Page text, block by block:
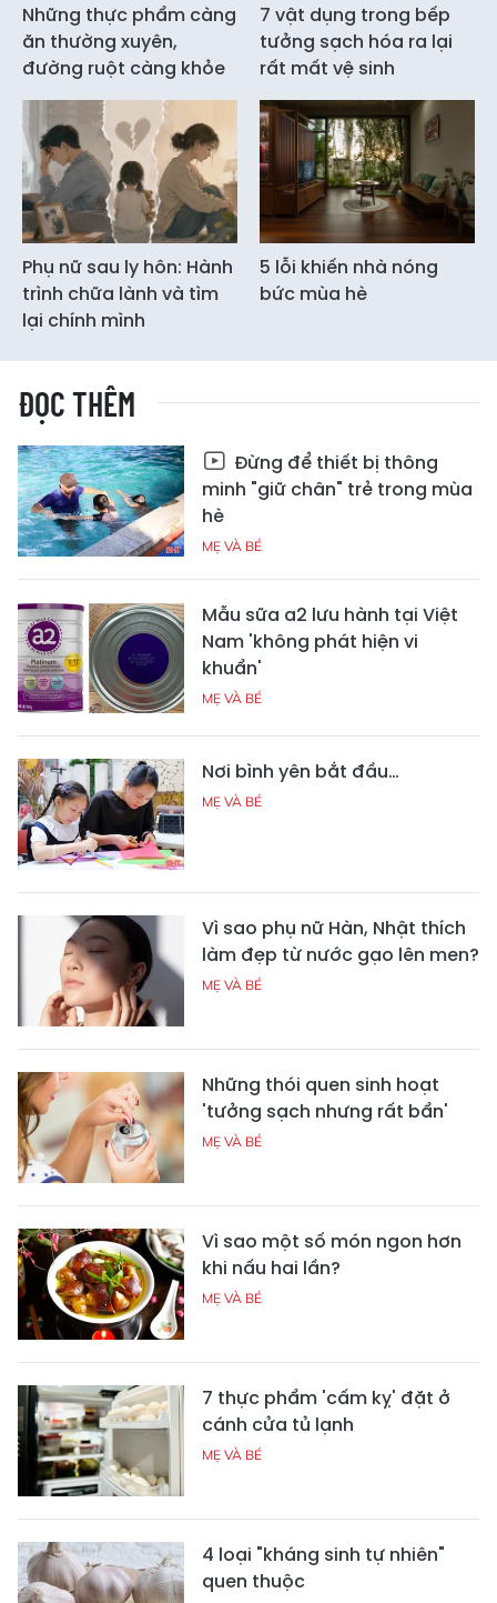
Những thực phẩm càng
ăn thường xuyên,
đường ruột càng khỏe
7 vật dụng trong bếp
tưởng sạch hóa ra lại
rất mất vệ sinh
Phụ nữ sau ly hôn: Hành
trình chữa lành và tìm
lại chính mình
5 lỗi khiến nhà nóng
bức mùa hè
ĐỌC THÊM
Đừng để thiết bị thông
minh "giữ chân" trẻ trong mùa
hè
MẸ VÀ BÉ
Mẫu sữa a2 lưu hành tại Việt
Nam 'không phát hiện vi
khuẩn'
MẸ VÀ BÉ
Nơi bình yên bắt đầu…
MẸ VÀ BÉ
Vì sao phụ nữ Hàn, Nhật thích
làm đẹp từ nước gạo lên men?
MẸ VÀ BÉ
Những thói quen sinh hoạt
'tưởng sạch nhưng rất bẩn'
MẸ VÀ BÉ
Vì sao một số món ngon hơn
khi nấu hai lần?
MẸ VÀ BÉ
7 thực phẩm 'cấm kỵ' đặt ở
cánh cửa tủ lạnh
MẸ VÀ BÉ
4 loại "kháng sinh tự nhiên"
quen thuộc